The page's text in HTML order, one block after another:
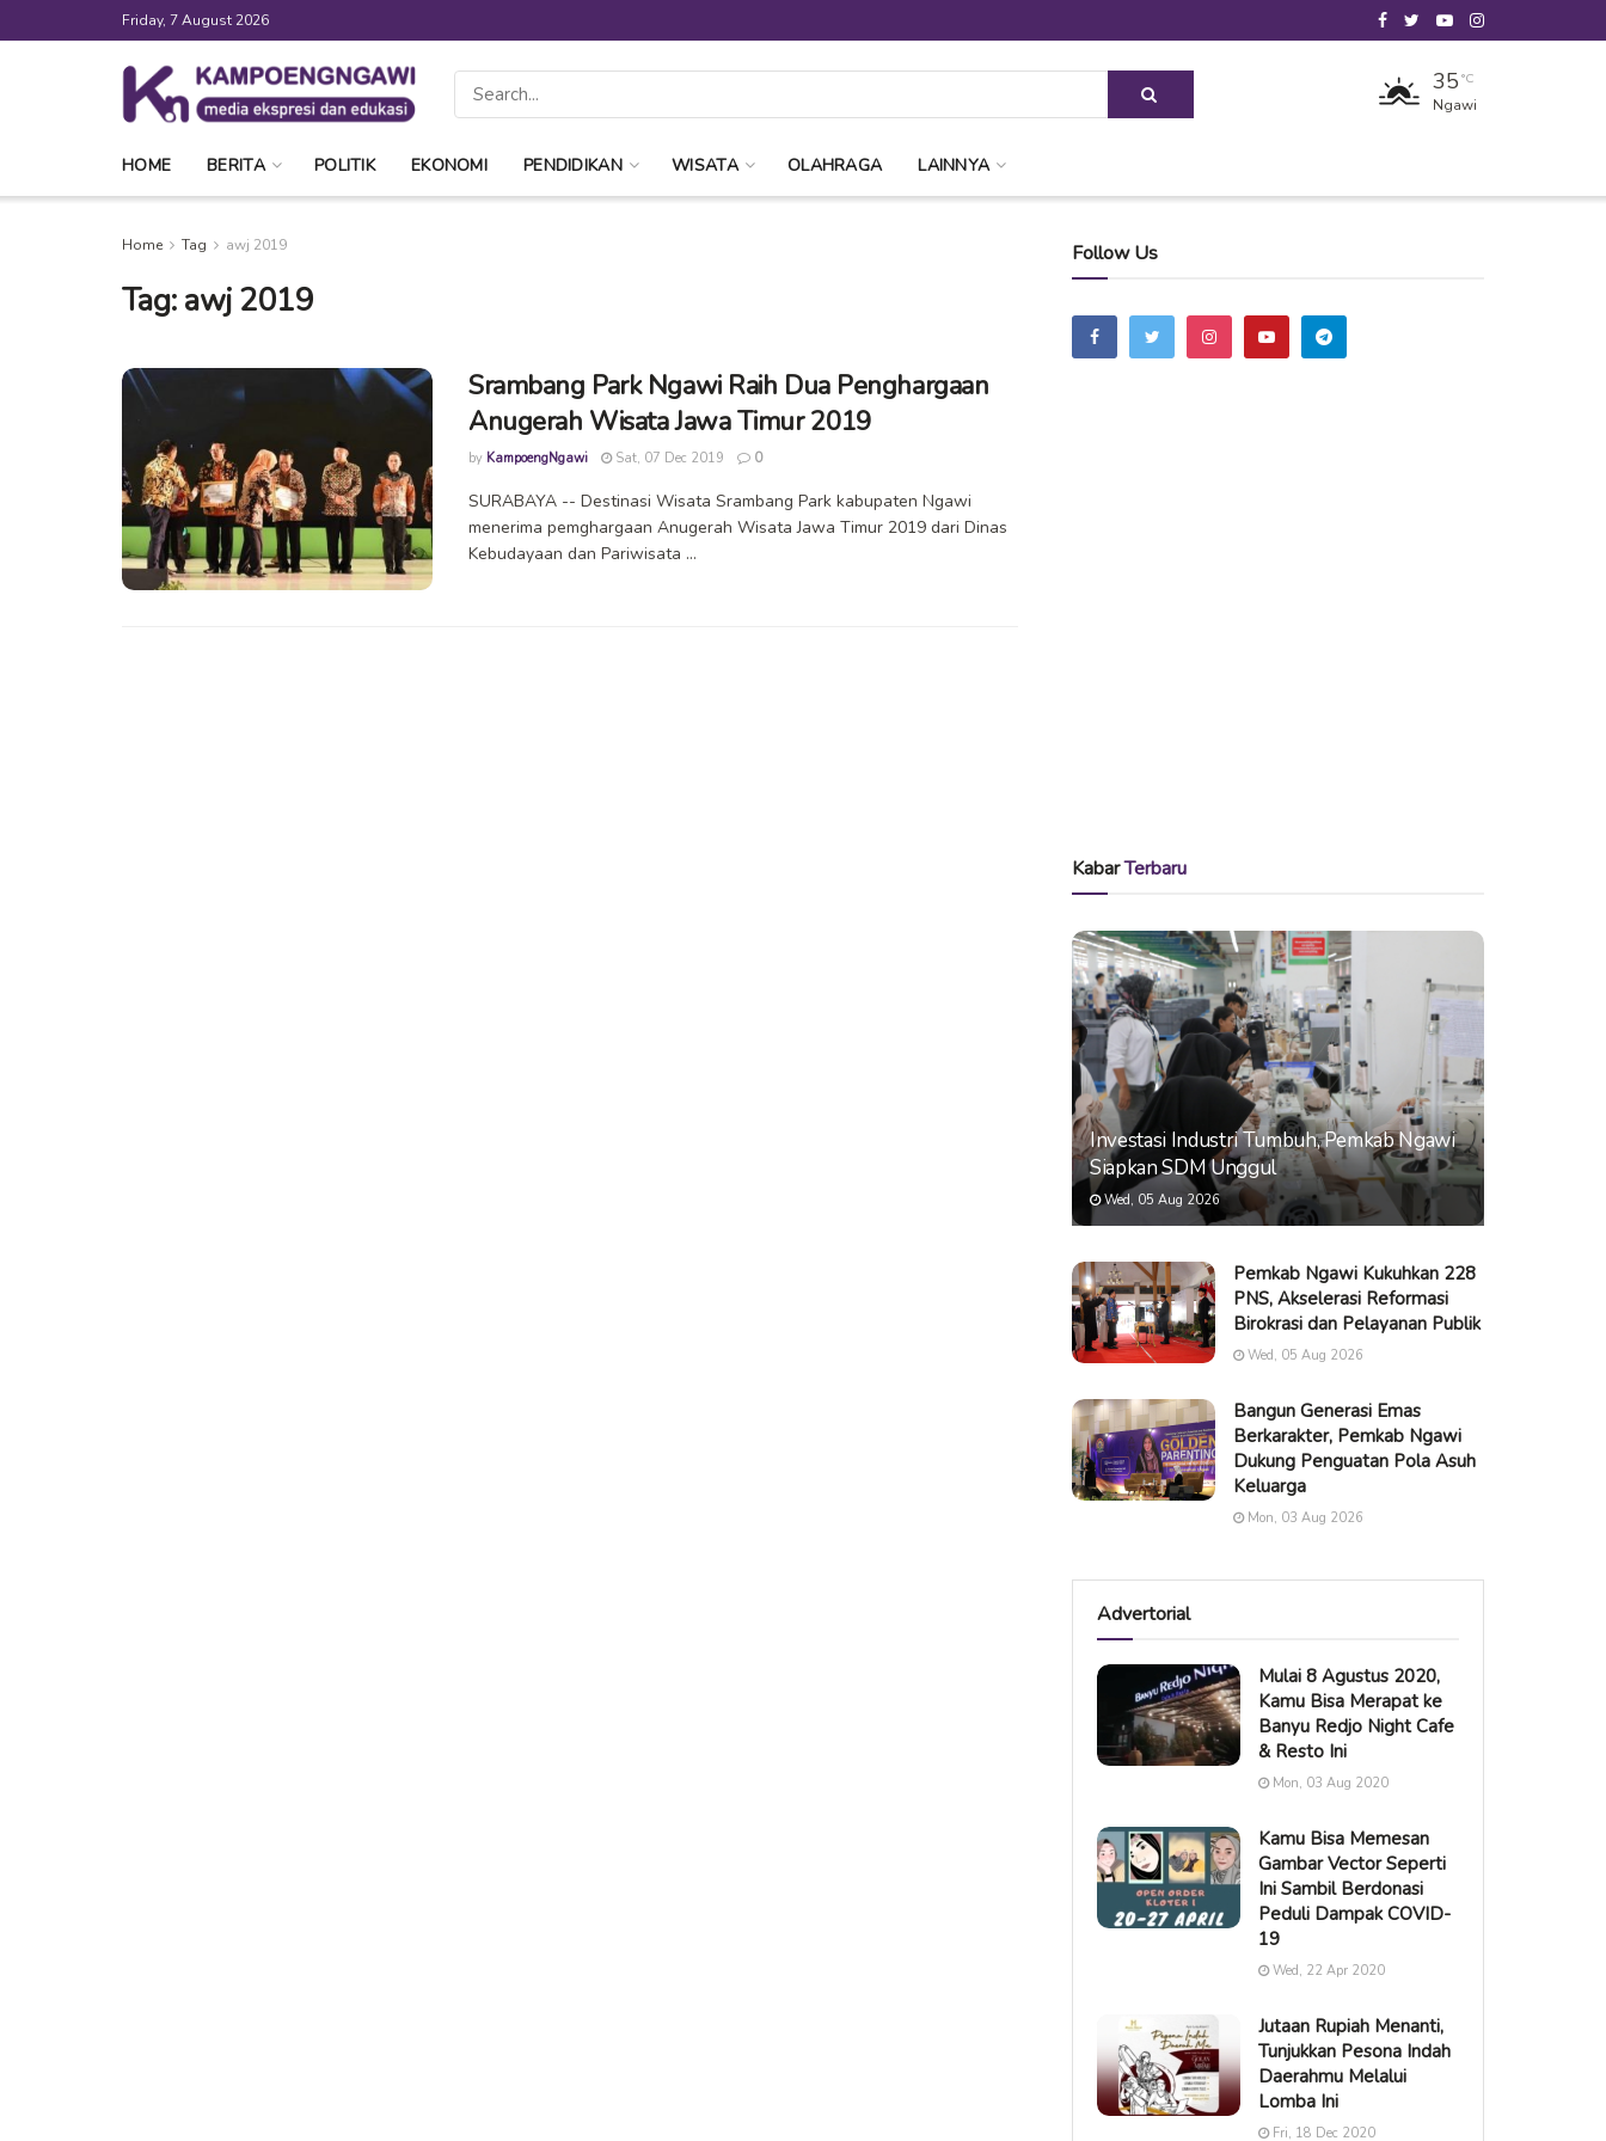
Friday, 7 August 2026
35 °C
Ngawi
HOME BERITA POLITIK EKONOMI PENDIDIKAN WISATA OLAHRAGA LAINNYA
Home Tag awj 2019
Tag: awj 2019
Srambang Park Ngawi Raih Dua Penghargaan
Anugerah Wisata Jawa Timur 2019
by KampoengNgawi Sat, 07 Dec 2019 0
SURABAYA -- Destinasi Wisata Srambang Park kabupaten Ngawi
menerima pemghargaan Anugerah Wisata Jawa Timur 2019 dari Dinas
Kebudayaan dan Pariwisata ...
Follow Us
KabarTerbaru
Investasi Industri Tumbuh, Pemkab Ngawi
Siapkan SDM Unggul
Wed, 05 Aug 2026
Pemkab Ngawi Kukuhkan 228
PNS, Akselerasi Reformasi
Birokrasi dan Pelayanan Publik
Wed, 05 Aug 2026
Bangun Generasi Emas
Berkarakter, Pemkab Ngawi
Dukung Penguatan Pola Asuh
Keluarga
Mon, 03 Aug 2026
Advertorial
Mulai 8 Agustus 2020,
Kamu Bisa Merapat ke
Banyu Redjo Night Cafe
& Resto Ini
Mon, 03 Aug 2020
Kamu Bisa Memesan
Gambar Vector Seperti
Ini Sambil Berdonasi
Peduli Dampak COVID-
19
Wed, 22 Apr 2020
Jutaan Rupiah Menanti,
Tunjukkan Pesona Indah
Daerahmu Melalui
Lomba Ini
Fri, 18 Dec 2020